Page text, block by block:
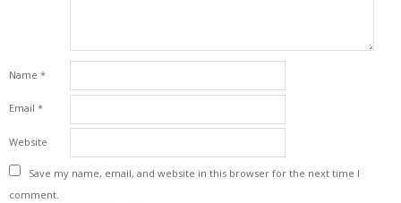
Name *
Email *
Website
Save my name, email, and website in this browser for the next time I
comment.